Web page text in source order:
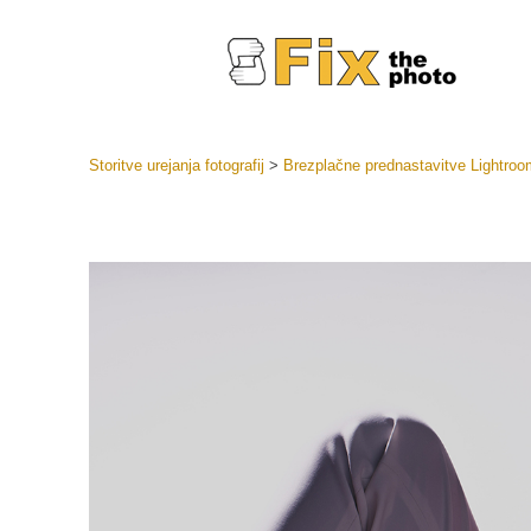
Storitve urejanja fotografij > Brezplačne prednastavitve